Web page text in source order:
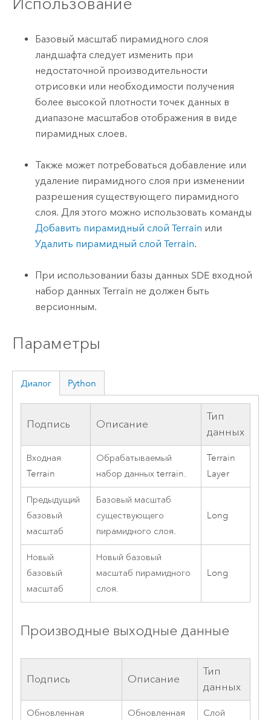
Базовый масштаб пирамидного слоя
ландшафта следует изменить при
недостаточной производительности
отрисовки или необходимости получения
более высокой плотности точек данных в
диапазоне масштабов отображения в виде
пирамидных слоев.
Также может потребоваться добавление или
удаление пирамидного слоя при изменении
разрешения существующего пирамидного
слоя. Для этого можно использовать команды
Добавить пирамидный слой Terrain или
Удалить пирамидный слой Terrain.
При использовании базы данных SDE входной
набор данных Terrain не должен быть
версионным.
Параметры
Диалог Python
Подпись Описание
Тип
данных
Входная
Terrain
Обрабатываемый
набор данных terrain.
Terrain
Layer
Предыдущий
базовый
масштаб
Базовый масштаб
существующего
пирамидного слоя.
Long
Новый
базовый
масштаб
Новый базовый
масштаб пирамидного
слоя.
Long
Производные выходные данные
Подпись Описание
Тип
данных
Обновленная
Обновленная
Слой